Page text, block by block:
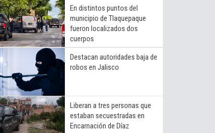
En distintos puntos del
municipio de Tlaquepaque
fueron localizados dos
cuerpos
Destacan autoridades baja de
robos en Jalisco
Liberan a tres personas que
estaban secuestradas en
Encarnación de Díaz